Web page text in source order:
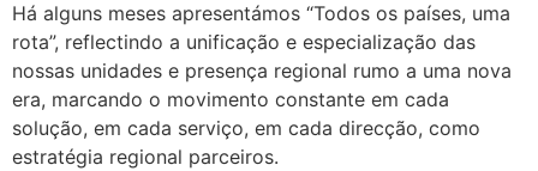
Há alguns meses apresentámos “Todos os países, uma
rota”, reflectindo a unificação e especialização das
nossas unidades e presença regional rumo a uma nova
era, marcando o movimento constante em cada
solução, em cada serviço, em cada direcção, como
estratégia regional parceiros.